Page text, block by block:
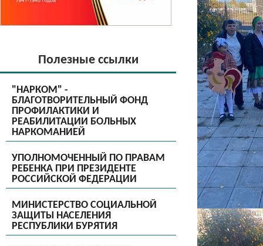
Полезные ссылки
"НАРКОМ" -
БЛАГОТВОРИТЕЛЬНЫЙ ФОНД
ПРОФИЛАКТИКИ И
РЕАБИЛИТАЦИИ БОЛЬНЫХ
НАРКОМАНИЕЙ
УПОЛНОМОЧЕННЫЙ ПО ПРАВАМ
РЕБЕНКА ПРИ ПРЕЗИДЕНТЕ
РОССИЙСКОЙ ФЕДЕРАЦИИ
МИНИСТЕРСТВО СОЦИАЛЬНОЙ
ЗАЩИТЫ НАСЕЛЕНИЯ
РЕСПУБЛИКИ БУРЯТИЯ